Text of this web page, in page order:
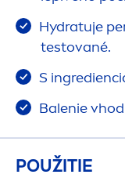
Hydratuje
testované.
S
Balenie
POUŽITIE